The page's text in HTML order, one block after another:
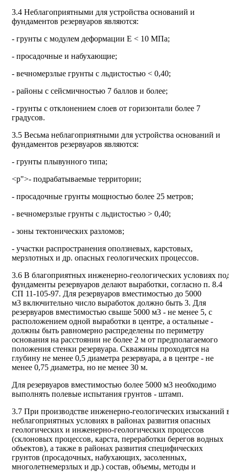
3.4 Неблагоприятными для устройства оснований и
фундаментов резервуаров являются:
- грунты с модулем деформации Е < 10 МПа;
- просадочные и набухающие;
- вечномерзлые грунты с льдистостью < 0,40;
- районы с сейсмичностью 7 баллов и более;
- грунты с отклонением слоев от горизонтали более 7
градусов.
3.5 Весьма неблагоприятными для устройства оснований и
фундаментов резервуаров являются:
- грунты плывунного типа;
<p">- подрабатываемые территории;
- просадочные грунты мощностью более 25 метров;
- вечномерзлые грунты с льдистостью > 0,40;
- зоны тектонических разломов;
- участки распространения оползневых, карстовых,
мерзлотных и др. опасных геологических процессов.
3.6 В благоприятных инженерно-геологических условиях
фундаменты резервуаров делают выработки, согласно п. 8.4
СП 11-105-97. Для резервуаров вместимостью до 5000
м3 включительно число выработок должно быть 3. Для
резервуаров вместимостью свыше 5000 м3 - не менее 5, с
расположением одной выработки в центре, а остальные -
должны быть равномерно распределены по периметру
основания на расстоянии не более 2 м от предполагаемого
положения стенки резервуара. Скважины проходятся на
глубину не менее 0,5 диаметра резервуара, а в центре - не
менее 0,75 диаметра, но не менее 30 м.
Для резервуаров вместимостью более 5000 м3 необходимо
выполнять полевые испытания грунтов - штамп.
3.7 При производстве инженерно-геологических изысканий
неблагоприятных условиях в районах развития опасных
геологических и инженерно-геологических процессов
(склоновых процессов, карста, переработки берегов водных
объектов), а также в районах развития специфических
грунтов (просадочных, набухающих, засоленных,
многолетнемерзлых и др.) состав, объемы, методы и